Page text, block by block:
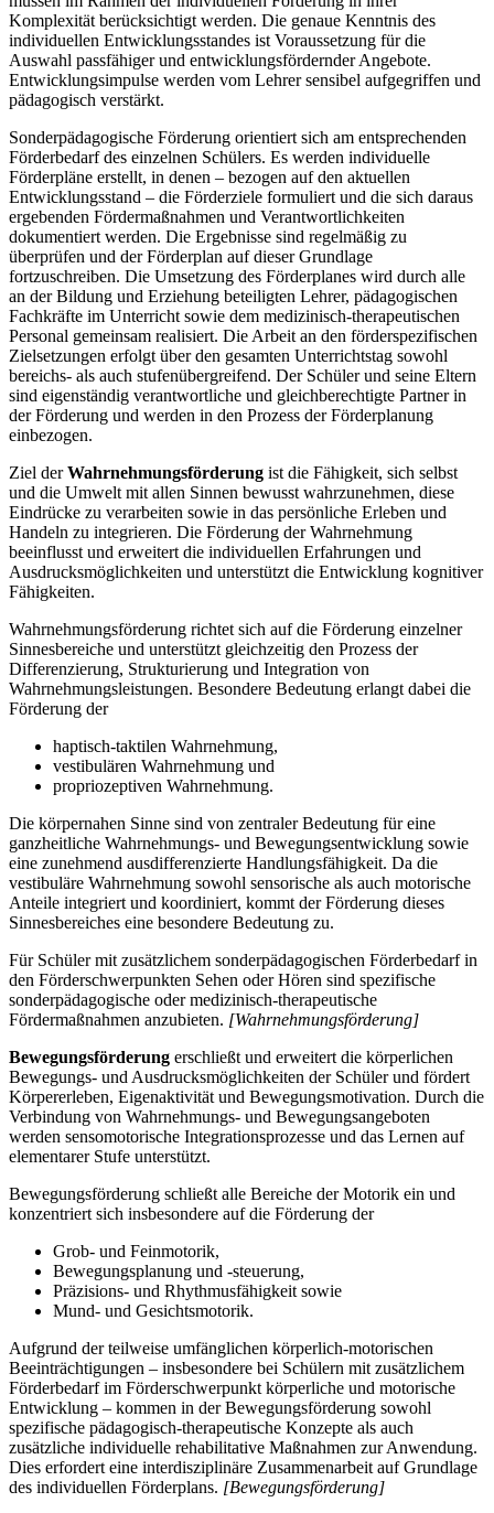
Komplexität berücksichtigt werden. Die genaue Kenntnis des
individuellen Entwicklungsstandes ist Voraussetzung für die
Auswahl passfähiger und entwicklungsfördernder Angebote.
Entwicklungsimpulse werden vom Lehrer sensibel aufgegriffen und
pädagogisch verstärkt.
Sonderpädagogische Förderung orientiert sich am entsprechenden
Förderbedarf des einzelnen Schülers. Es werden individuelle
Förderpläne erstellt, in denen – bezogen auf den aktuellen
Entwicklungsstand – die Förderziele formuliert und die sich daraus
ergebenden Fördermaßnahmen und Verantwortlichkeiten
dokumentiert werden. Die Ergebnisse sind regelmäßig zu
überprüfen und der Förderplan auf dieser Grundlage
fortzuschreiben. Die Umsetzung des Förderplanes wird durch alle
an der Bildung und Erziehung beteiligten Lehrer, pädagogischen
Fachkräfte im Unterricht sowie dem medizinisch-therapeutischen
Personal gemeinsam realisiert. Die Arbeit an den förderspezifischen
Zielsetzungen erfolgt über den gesamten Unterrichtstag sowohl
bereichs- als auch stufenübergreifend. Der Schüler und seine Eltern
sind eigenständig verantwortliche und gleichberechtigte Partner in
der Förderung und werden in den Prozess der Förderplanung
einbezogen.
Ziel derWahrnehmungsförderung ist die Fähigkeit, sich selbst
und die Umwelt mit allen Sinnen bewusst wahrzunehmen, diese
Eindrücke zu verarbeiten sowie in das persönliche Erleben und
Handeln zu integrieren. Die Förderung der Wahrnehmung
beeinflusst und erweitert die individuellen Erfahrungen und
Ausdrucksmöglichkeiten und unterstützt die Entwicklung kognitiver
Fähigkeiten.
Wahrnehmungsförderung richtet sich auf die Förderung einzelner
Sinnesbereiche und unterstützt gleichzeitig den Prozess der
Differenzierung, Strukturierung und Integration von
Wahrnehmungsleistungen. Besondere Bedeutung erlangt dabei die
Förderung der
haptisch-taktilen Wahrnehmung,
vestibulären Wahrnehmung und
propriozeptiven Wahrnehmung.
Die körpernahen Sinne sind von zentraler Bedeutung für eine
ganzheitliche Wahrnehmungs- und Bewegungsentwicklung sowie
eine zunehmend ausdifferenzierte Handlungsfähigkeit. Da die
vestibuläre Wahrnehmung sowohl sensorische als auch motorische
Anteile integriert und koordiniert, kommt der Förderung dieses
Sinnesbereiches eine besondere Bedeutung zu.
Für Schüler mit zusätzlichem sonderpädagogischen Förderbedarf in
den Förderschwerpunkten Sehen oder Hören sind spezifische
sonderpädagogische oder medizinisch-therapeutische
Fördermaßnahmen anzubieten. [Wahrnehmungsförderung]
Bewegungsförderung erschließt und erweitert die körperlichen
Bewegungs- und Ausdrucksmöglichkeiten der Schüler und fördert
Körpererleben, Eigenaktivität und Bewegungsmotivation. Durch die
Verbindung von Wahrnehmungs- und Bewegungsangeboten
werden sensomotorische Integrationsprozesse und das Lernen auf
elementarer Stufe unterstützt.
Bewegungsförderung schließt alle Bereiche der Motorik ein und
konzentriert sich insbesondere auf die Förderung der
Grob- und Feinmotorik,
Bewegungsplanung und -steuerung,
Präzisions- und Rhythmusfähigkeit sowie
Mund- und Gesichtsmotorik.
Aufgrund der teilweise umfänglichen körperlich-motorischen
Beeinträchtigungen – insbesondere bei Schülern mit zusätzlichem
Förderbedarf im Förderschwerpunkt körperliche und motorische
Entwicklung – kommen in der Bewegungsförderung sowohl
spezifische pädagogisch-therapeutische Konzepte als auch
zusätzliche individuelle rehabilitative Maßnahmen zur Anwendung.
Dies erfordert eine interdisziplinäre Zusammenarbeit auf Grundlage
des individuellen Förderplans. [Bewegungsförderung]